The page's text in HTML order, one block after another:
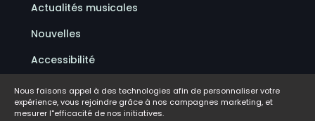
Actualités musicales
Nouvelles
Accessibilité
Politique de confidentialité
Conditions d'utilisation
Nous faisons appel à des technologies afin de personnaliser votre
expérience, vous rejoindre grâce à nos campagnes marketing, et
mesurer l''efficacité de nos initiatives.